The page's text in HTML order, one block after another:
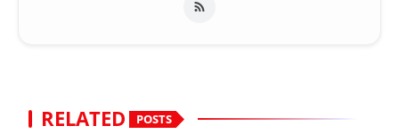
RELATED POSTS